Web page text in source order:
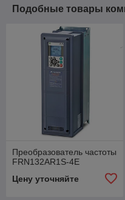
Подобные товары
Преобразователь частоты
FRN132AR1S-4E
Цену уточняйте